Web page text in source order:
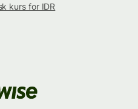
kurs for IDR